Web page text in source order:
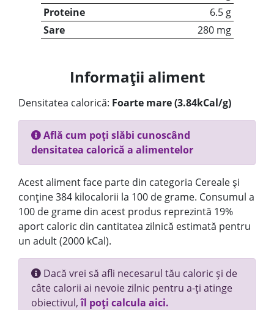
Proteine
6.5 g
Sare
280 mg
Informații aliment
Densitatea calorică: Foarte mare (3.84kCal/g)
Află cum poți slăbi cunoscând
densitatea calorică a alimentelor
Acest aliment face parte din categoria Cereale și
conține 384 kilocalorii la 100 de grame. Consumul a
100 de grame din acest produs reprezintă 19%
aport caloric din cantitatea zilnică estimată pentru
un adult (2000 kCal).
Dacă vrei să afli necesarul tău caloric și de
câte calorii ai nevoie zilnic pentru a-ți atinge
obiectivul,îl poți calcula aici.